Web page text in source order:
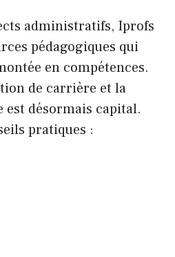
administratifs, Iprofs
pédagogiques qui
en compétences.
de carrière et la
désormais capital.
pratiques :